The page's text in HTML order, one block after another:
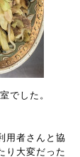
でした。
用者さんと協
り大変だった